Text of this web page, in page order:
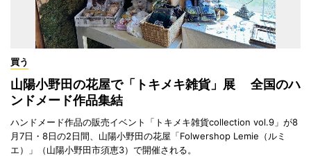
買う
山陽小野田の花屋で「トキメキ雑貨」展 全国のハ
ンドメード作品集結
ハンドメード作品の販売イベント「トキメキ雑貨collection vol.9」が8
月7日・8日の2日間、山陽小野田の花屋「Folwershop Lemie（ルミ
エ）」（山陽小野田市須恵3）で開催される。